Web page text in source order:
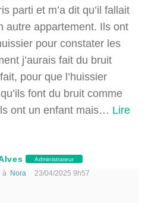
parti et m’a dit qu’il fallait
autre appartement. Ils ont
pour constater les
j’aurais fait du bruit
pour que l’huissier
font du bruit comme
ont un enfant mais… Lire
Administrateur
à Nora 23/04/2025 9h57